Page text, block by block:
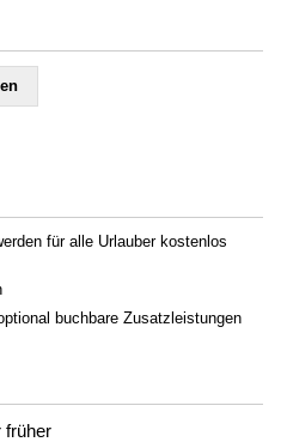
für alle Urlauber kostenlos
buchbare Zusatzleistungen
früher